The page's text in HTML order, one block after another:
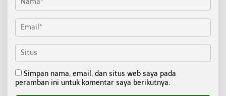
Simpan nama, email, dan situs web saya pada
peramban ini untuk komentar saya berikutnya.